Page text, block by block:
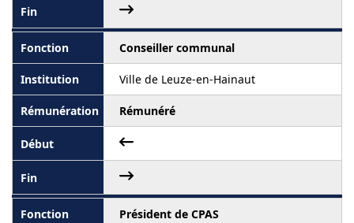
Conseiller communal
Ville de Leuze-en-Hainaut
Rémunéré
Président de CPAS